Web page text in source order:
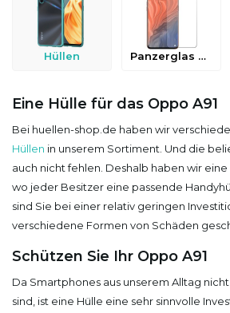
Hüllen Panzerglas & Schutzfolien
Eine Hülle für das Oppo A91
Bei huellen-shop.de haben wir
Hüllen in unserem Sortiment. Und die
auch nicht fehlen. Deshalb haben wir eine
wo jeder Besitzer eine passende
sind Sie bei einer relativ geringen
verschiedene Formen von Schäden
Schützen Sie Ihr Oppo A91
Da Smartphones aus unserem Alltag
sind, ist eine Hülle eine sehr sinnvolle